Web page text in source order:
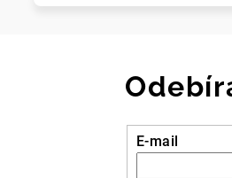
E-mail